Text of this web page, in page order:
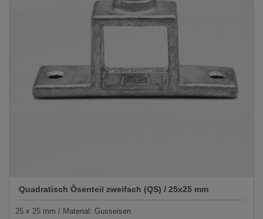
Quadratisch Ösenteil zweifach (QS) / 25x25 mm
25 x 25 mm / Material: Gusseisen